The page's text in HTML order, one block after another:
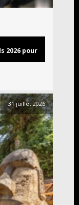
2026 pour
31 juillet 2026